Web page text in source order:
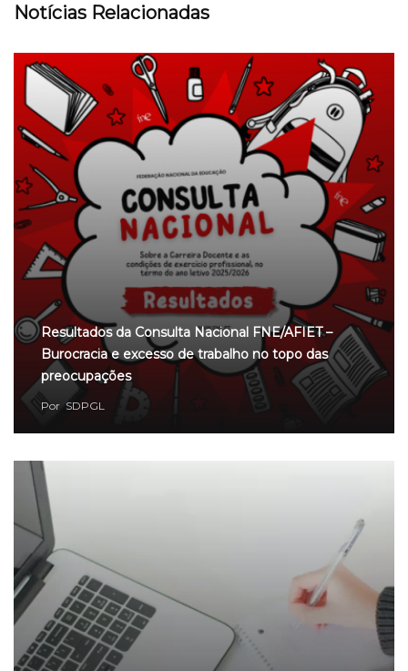
Notícias Relacionadas
Resultados da Consulta Nacional FNE/AFIET –
Burocracia e excesso de trabalho no topo das
preocupações
Por SDPGL